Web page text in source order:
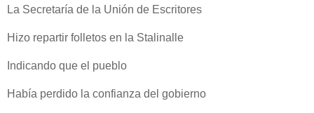
La Secretaría de la Unión de Escritores
Hizo repartir folletos en la Stalinalle
Indicando que el pueblo
Había perdido la confianza del gobierno